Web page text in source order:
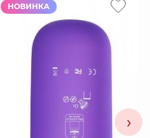
НОВИНКА
›